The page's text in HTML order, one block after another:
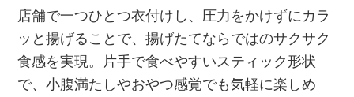
店舗で一つひとつ衣付けし、圧力をかけずにカラ
ッと揚げることで、揚げたてならではのサクサク
食感を実現。片手で食べやすいスティック形状
で、小腹満たしやおやつ感覚でも気軽に楽しめ